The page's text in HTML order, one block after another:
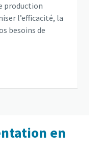
production
l’efficacité, la
besoins de
en